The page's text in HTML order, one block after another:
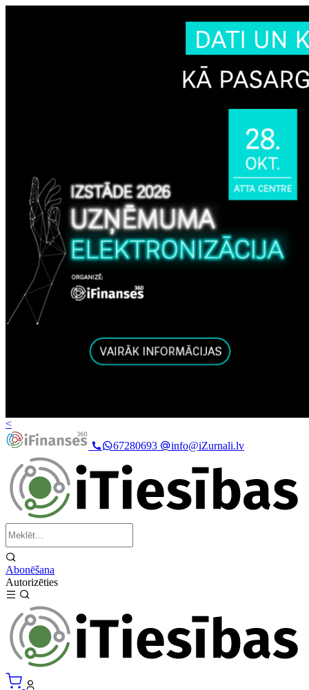
<
67280693
info@iZurnali.lv
Abonēšana
Autorizēties